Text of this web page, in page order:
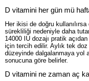
D vitamini her gün mü
Her ikisi de doğru
sürekliliği nedeniyle daha
14000 IU dozajı pratik
için tercih edilir. Aylık tek
düzeyinde dalgalanmaya yol
sonucuna göre belirler.
D vitamini ne zaman aç